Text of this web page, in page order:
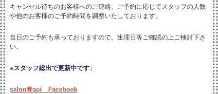
キャンセル待ちのお客様へのご連絡、ご予約に応じてスタッフの人数
や他のお客様のご予約時間を調整いたしております。
当日のご予約も承っておりますので、生理日等ご確認の上ご検討下さ
い。
●スタッフ総出で更新中です↓
salon青aoi Facebook